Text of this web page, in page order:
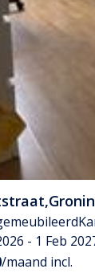
,
- 1 Feb
/maand incl.